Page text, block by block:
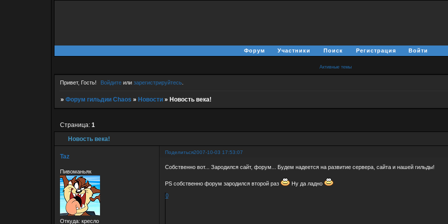
Форум Участники Поиск Регистрация Войти
Активные темы
Привет, Гость! Войдите илизарегистрируйтесь
» Форум гильдии Chaos » Новости » Новость века!
Новость века!
Страница: 1
Поделиться2007-10-03 17:53:07
Taz
Пивоманьяк
Откуда: кресло
Собственно вот... Зародился сайт, форум... Будем надеется на развитие сервера, сайта и нашей гильды!
PS собственно форум зародился второй раз
Ну да ладно
0